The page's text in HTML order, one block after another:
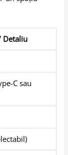
Detaliu
C sau